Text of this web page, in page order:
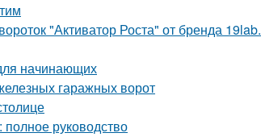
"Активатор Роста" от бренда 19lab.
начинающих
гаражных ворот
руководство